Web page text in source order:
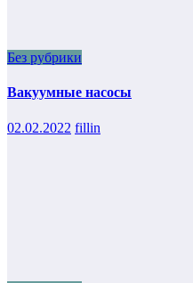
Без рубрики
Вакуумные насосы
02.02.2022 fillin